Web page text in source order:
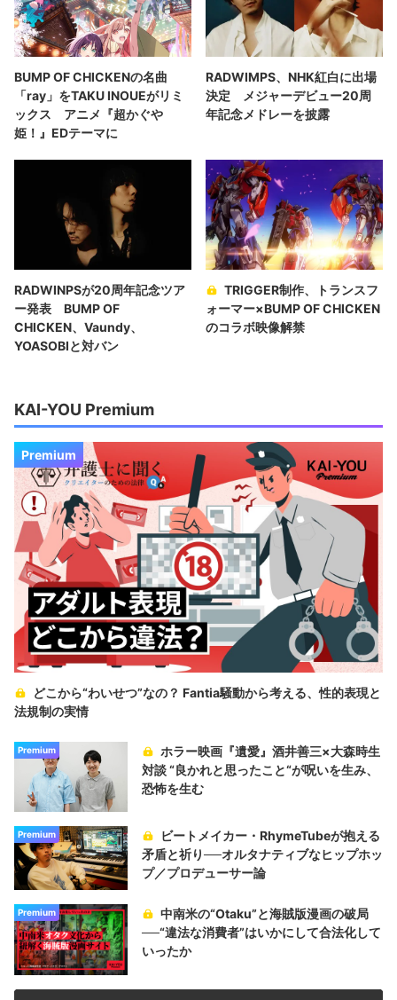
BUMP OF CHICKENの名曲
「ray」をTAKU INOUEがリミ
ックス アニメ『超かぐや
姫！』EDテーマに
RADWIMPS、NHK紅白に出場
決定 メジャーデビュー20周
年記念メドレーを披露
RADWINPSが20周年記念ツア
ー発表 BUMP OF
CHICKEN、Vaundy、
YOASOBIと対バン
TRIGGER制作、トランスフ
ォーマー×BUMP OF CHICKEN
のコラボ映像解禁
KAI-YOU Premium
Premium
どこから“わいせつ”なの？ Fantia騒動から考える、性的表現と
法規制の実情
Premium
ホラー映画『遺愛』酒井善三×大森時生
対談 “良かれと思ったこと“が呪いを生み、
恐怖を生む
Premium
ビートメイカー・RhymeTubeが抱える
矛盾と祈り──オルタナティブなヒップホッ
プ／プロデューサー論
Premium
中南米の“Otaku”と海賊版漫画の破局
──“違法な消費者”はいかにして合法化して
いったか